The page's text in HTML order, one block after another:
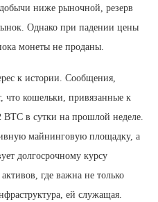
ниже рыночной, резерв
Однако при падении цены
монеты не проданы.
к истории. Сообщения,
что кошельки, привязанные к
в сутки на прошлой неделе.
майнинговую площадку, а
долгосрочному курсу
где важна не только
ей служащая.